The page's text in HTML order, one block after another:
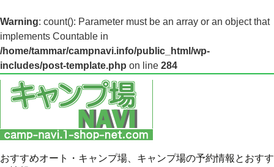
Warning: count(): Parameter must be an array or an object that
implements Countable in
/home/tammar/campnavi.info/public_html/wp-
includes/post-template.php on line 284
おすすめオート・キャンプ場、キャンプ場の予約情報とおすす